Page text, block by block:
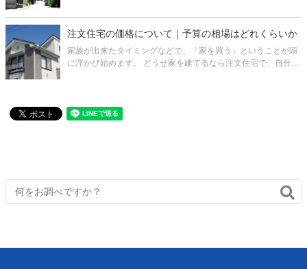
げ返済を行なうと総返済額を減らすことができます。しかし、
そこだけにとらわれると、
注文住宅の価格について｜予算の相場はどれくらいか
家族が出来たタイミングなどで、「家を買う」ということが頭
に浮かび始めます。 どうせ家を建てるなら注文住宅で、自分の